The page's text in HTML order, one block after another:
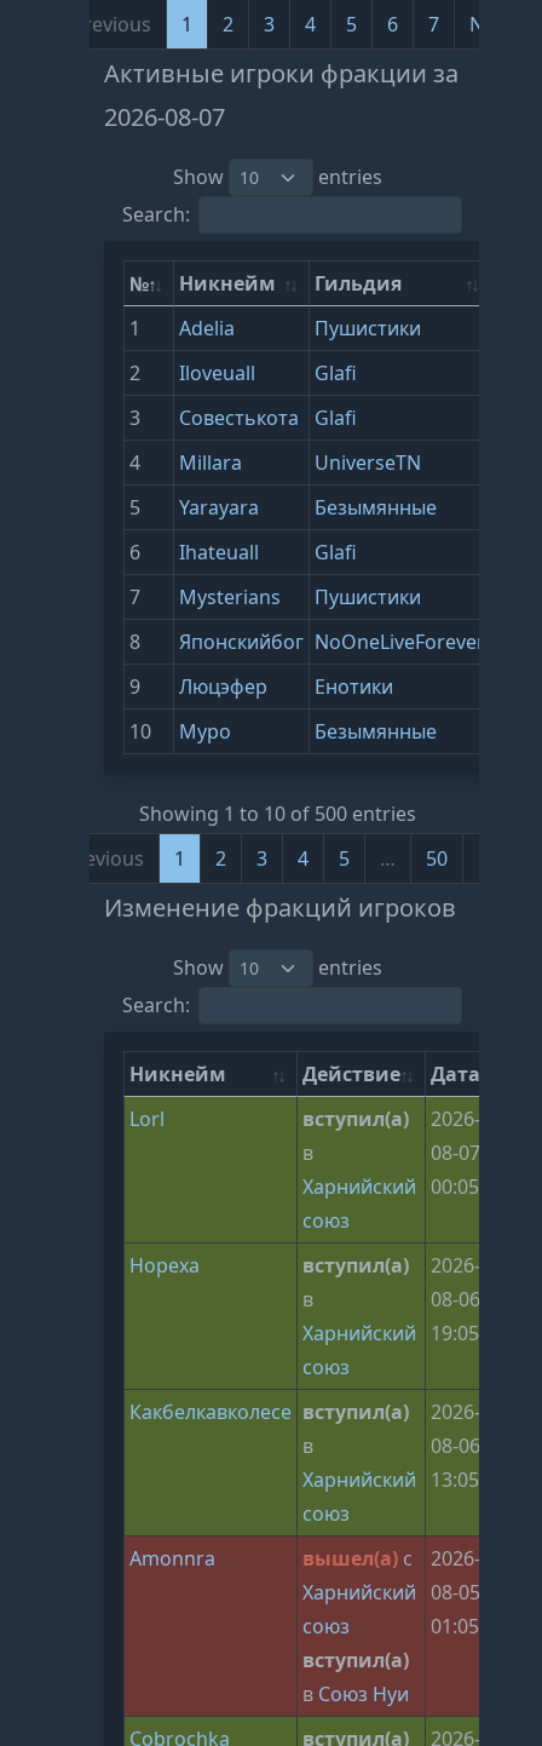
Previous
1 2 3 4 5 6 7 Next
Активные игроки фракции за
2026-08-07
Show
entries
Search:
№ Никнейм Гильдия
1
Adelia Пушистики
2
Iloveuall Glafi
3
Совестькота Glafi
4
Millara UniverseTN
5
Yarayara Безымянные
6
Ihateuall Glafi
7
Mysterians Пушистики
8
Японскийбог NoOneLiveForever
9
Люцэфер Енотики
10
Mypo Безымянные
Showing 1 to 10 of 500 entries
Previous
1 2 3 4 5 … 50
Изменение фракций игроков
Show
entries
Search:
Никнейм Действие
Дата
Lorl
вступил(а)
в
Харнийский
союз
2026-
08-07
00:05:32
Нореха
вступил(а)
в
Харнийский
союз
2026-
08-06
19:05:30
Какбелкавколесе вступил(а)
в
Харнийский
союз
2026-
08-06
13:05:29
Amonnra вышел(а) с
Харнийский
союз
вступил(а)
в Союз Нуи
2026-
08-05
01:05:30
Cobrochka вступил(а) 2026-